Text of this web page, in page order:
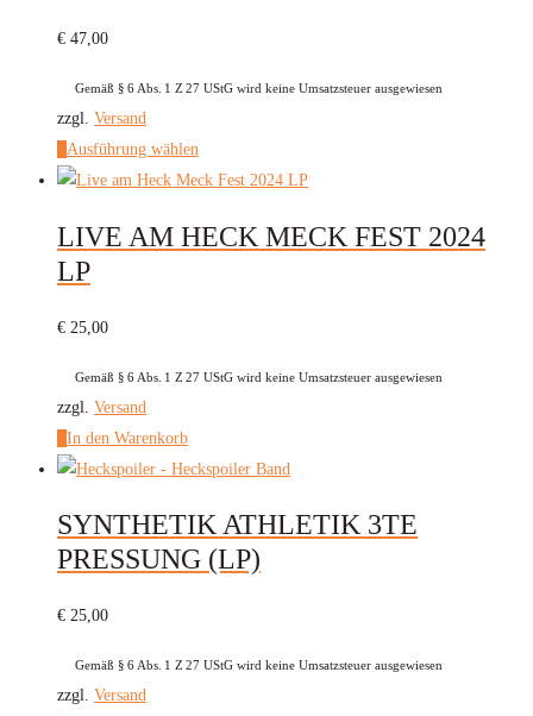
gewählt
€ 47,00
Gemäß § 6 Abs. 1 Z 27 UStG wird keine Umsatzsteuer ausgewiesen
zzgl. Versand
Ausführung wählen
Produkt
mehrere
gewählt
werden
LIVE AM HECK MECK FEST 2024
LP
€ 25,00
Gemäß § 6 Abs. 1 Z 27 UStG wird keine Umsatzsteuer ausgewiesen
zzgl. Versand
In den Warenkorb
SYNTHETIK ATHLETIK 3TE
PRESSUNG (LP)
€ 25,00
Gemäß § 6 Abs. 1 Z 27 UStG wird keine Umsatzsteuer ausgewiesen
zzgl. Versand